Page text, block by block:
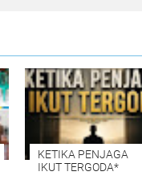
KETIKA PENJAGA
IKUT TERGODA*